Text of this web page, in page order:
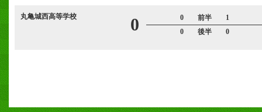
丸亀城西高等学校 0
0 前半 1
0 後半 0